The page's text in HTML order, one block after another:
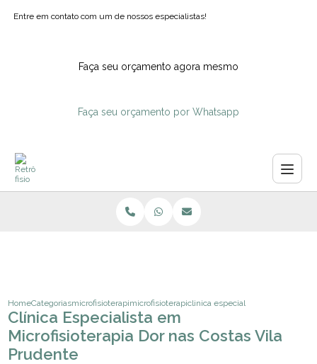
Entre em contato com um de nossos especialistas!
Faça seu orçamento agora mesmo
Faça seu orçamento por Whatsapp
HomeCategoriasmicrofisioterapiamicrofisioterapia para fibromialgia
clinica especialista em
Clínica Especialista em
Microfisioterapia Dor nas Costas Vila
Prudente